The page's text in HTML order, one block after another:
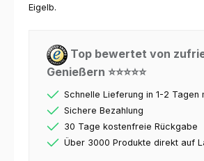
Eigelb.
Top bewertet von
Genießern ⭐⭐⭐⭐⭐
Schnelle Lieferung in 1-2 Tagen
Sichere Bezahlung
30 Tage kostenfreie Rückgabe
Über 3000 Produkte direkt auf